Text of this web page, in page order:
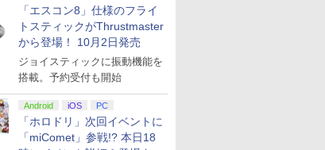
「エスコン8」仕様のフライ
トスティックがThrustmaster
から登場！ 10月2日発売
ジョイスティックに振動機能を
搭載。予約受付も開始
Android iOS PC
「ホロドリ」次回イベントに
「miComet」参戦!? 本日18